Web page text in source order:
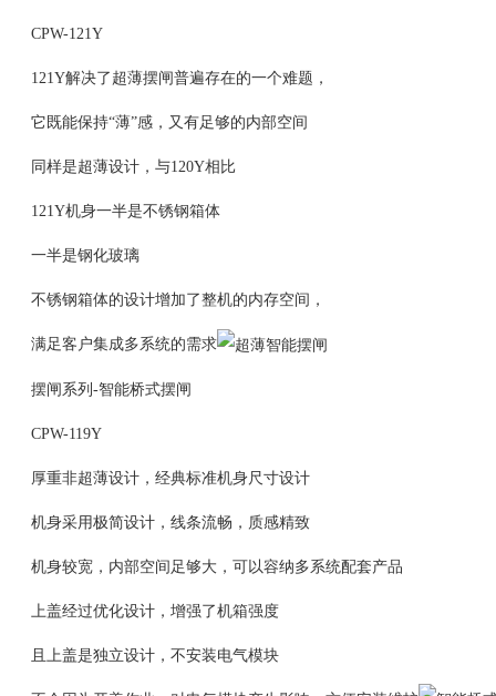
CPW-121Y
121Y解决了超薄摆闸普遍存在的一个难题，
它既能保持“薄”感，又有足够的内部空间
同样是超薄设计，与120Y相比
121Y机身一半是不锈钢箱体
一半是钢化玻璃
不锈钢箱体的设计增加了整机的内存空间，
满足客户集成多系统的需求
摆闸系列-智能桥式摆闸
CPW-119Y
厚重非超薄设计，经典标准机身尺寸设计
机身采用极简设计，线条流畅，质感精致
机身较宽，内部空间足够大，可以容纳多系统配套产品
上盖经过优化设计，增强了机箱强度
且上盖是独立设计，不安装电气模块